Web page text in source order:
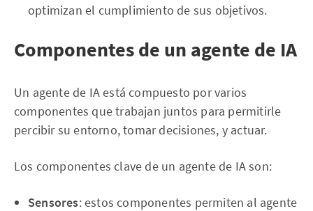
optimizan el cumplimiento de sus objetivos.
Componentes de un agente de IA
Un agente de IA está compuesto por varios
componentes que trabajan juntos para permitirle
percibir su entorno, tomar decisiones, y actuar.
Los componentes clave de un agente de IA son:
Sensores: estos componentes permiten al agente